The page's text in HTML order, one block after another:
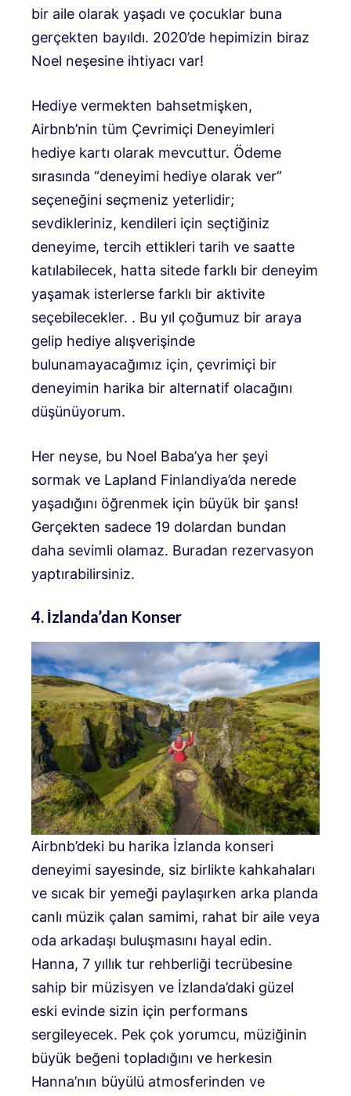
bir aile olarak yaşadı ve çocuklar buna
gerçekten bayıldı. 2020’de hepimizin biraz
Noel neşesine ihtiyacı var!
Hediye vermekten bahsetmişken,
Airbnb’nin tüm Çevrimiçi Deneyimleri
hediye kartı olarak mevcuttur. Ödeme
sırasında “deneyimi hediye olarak ver”
seçeneğini seçmeniz yeterlidir;
sevdikleriniz, kendileri için seçtiğiniz
deneyime, tercih ettikleri tarih ve saatte
katılabilecek, hatta sitede farklı bir deneyim
yaşamak isterlerse farklı bir aktivite
seçebilecekler. . Bu yıl çoğumuz bir araya
gelip hediye alışverişinde
bulunamayacağımız için, çevrimiçi bir
deneyimin harika bir alternatif olacağını
düşünüyorum.
Her neyse, bu Noel Baba’ya her şeyi
sormak ve Lapland Finlandiya’da nerede
yaşadığını öğrenmek için büyük bir şans!
Gerçekten sadece 19 dolardan bundan
daha sevimli olamaz. Buradan rezervasyon
yaptırabilirsiniz.
4. İzlanda’dan Konser
Airbnb’deki bu harika İzlanda konseri
deneyimi sayesinde, siz birlikte kahkahaları
ve sıcak bir yemeği paylaşırken arka planda
canlı müzik çalan samimi, rahat bir aile veya
oda arkadaşı buluşmasını hayal edin.
Hanna, 7 yıllık tur rehberliği tecrübesine
sahip bir müzisyen ve İzlanda’daki güzel
eski evinde sizin için performans
sergileyecek. Pek çok yorumcu, müziğinin
büyük beğeni topladığını ve herkesin
Hanna’nın büyülü atmosferinden ve